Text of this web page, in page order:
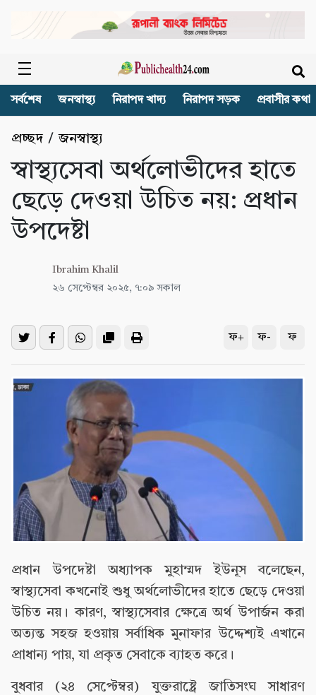
সর্বশেষ জনস্বাস্থ্য নিরাপদ খাদ্য নিরাপদ সড়ক প্রবাসীর কথা
প্রচ্ছদ /জনস্বাস্থ্য
স্বাস্থ্যসেবা অর্থলোভীদের হাতে
ছেড়ে দেওয়া উচিত নয়: প্রধান
উপদেষ্টা
Ibrahim Khalil
২৬ সেপ্টেম্বর ২০২৫, ৭:০৯ সকাল
ফ+ ফ- ফ
প্রধান উপদেষ্টা অধ্যাপক মুহাম্মদ ইউনূস বলেছেন,
স্বাস্থ্যসেবা কখনোই শুধু অর্থলোভীদের হাতে ছেড়ে দেওয়া
উচিত নয়। কারণ, স্বাস্থ্যসেবার ক্ষেত্রে অর্থ উপার্জন করা
অত্যন্ত সহজ হওয়ায় সর্বাধিক মুনাফার উদ্দেশ্যই এখানে
প্রাধান্য পায়, যা প্রকৃত সেবাকে ব্যাহত করে।
বুধবার (২৪ সেপ্টেম্বর) যুক্তরাষ্ট্রে জাতিসংঘ সাধারণ